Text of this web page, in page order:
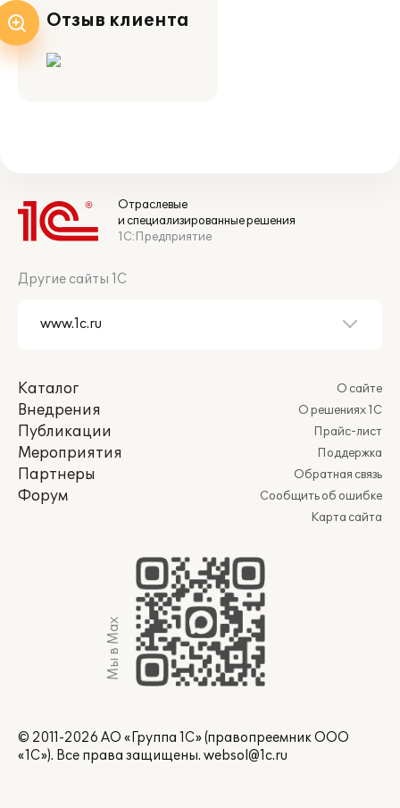
Отзыв клиента
Отраслевые
и специализированные решения
1С:Предприятие
Другие сайты 1С
Каталог
Внедрения
Публикации
Мероприятия
Партнеры
Форум
О сайте
О решениях 1С
Прайс-лист
Поддержка
Обратная связь
Сообщить об ошибке
Карта сайта
Мы в Max
© 2011-2026 АО «Группа 1С» (правопреемник ООО
«1С»). Все права защищены. websol@1c.ru